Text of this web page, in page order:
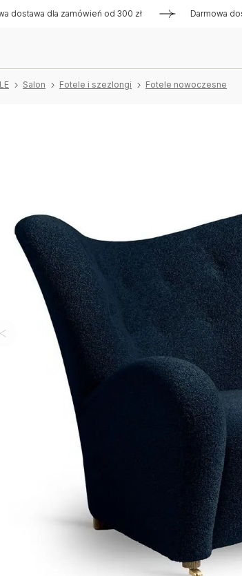
dla zamówień od 300 zł Darmowa dostawa
Salon Fotele i szezlongi Fotele nowoczesne